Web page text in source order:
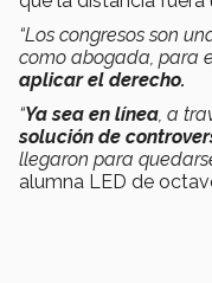
“Los congresos son
como abogada, para
aplicar el derecho.
“Ya sea en línea, a
solución de
llegaron para
alumna LED de